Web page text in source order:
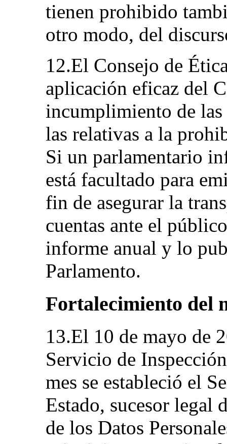
tienen prohibido
otro modo, del
12.El Consejo de
aplicación eficaz del
incumplimiento de
las relativas a la
Si un parlamentario
está facultado para
fin de asegurar la
cuentas ante el
informe anual y lo
Parlamento.
Fortalecimiento del
13.El 10 de mayo de
Servicio de
mes se estableció el
Estado, sucesor legal
de los Datos